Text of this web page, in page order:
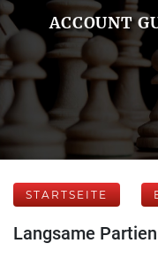
ACCOUNT
STARTSEITE
Langsame